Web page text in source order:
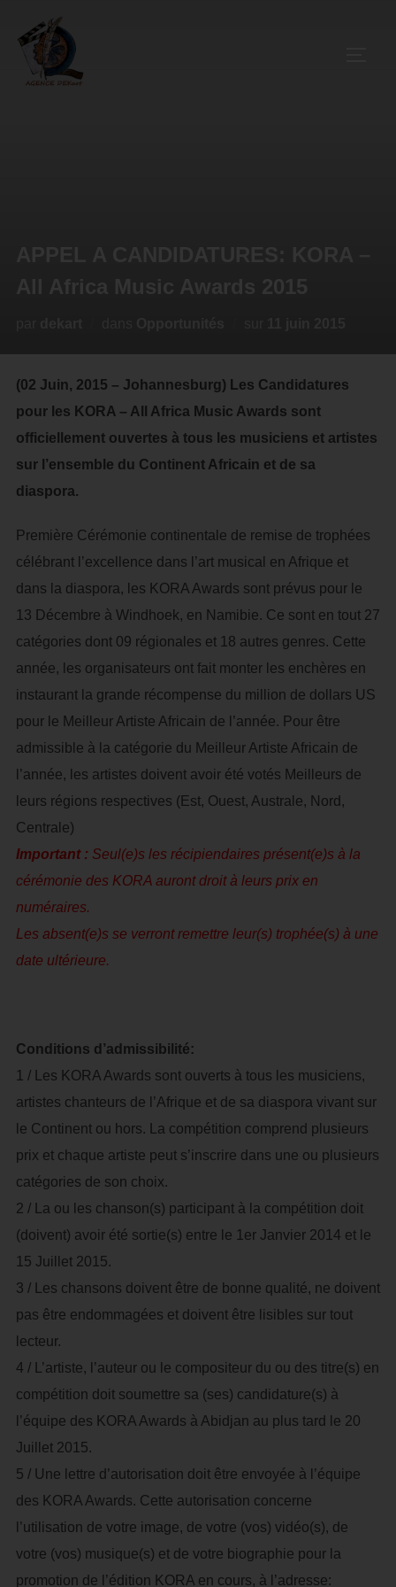
(02 Juin, 2015 – Johannesburg) Les Candidatures
pour les KORA – All Africa Music Awards sont
officiellement ouvertes à tous les musiciens et artistes
sur l’ensemble du Continent Africain et de sa
diaspora.
Première Cérémonie continentale de remise de trophées
célébrant l’excellence dans l’art musical en Afrique et
dans la diaspora, les KORA Awards sont prévus pour le
13 Décembre à Windhoek, en Namibie. Ce sont en tout 27
catégories dont 09 régionales et 18 autres genres. Cette
année, les organisateurs ont fait monter les enchères en
instaurant la grande récompense du million de dollars US
pour le Meilleur Artiste Africain de l’année. Pour être
admissible à la catégorie du Meilleur Artiste Africain de
l’année, les artistes doivent avoir été votés Meilleurs de
leurs régions respectives (Est, Ouest, Australe, Nord,
Centrale)
Important : Seul(e)s les récipiendaires présent(e)s à la
cérémonie des KORA auront droit à leurs prix en
numéraires.
Les absent(e)s se verront remettre leur(s) trophée(s) à une
date ultérieure.
Conditions d’admissibilité:
1 / Les KORA Awards sont ouverts à tous les musiciens,
artistes chanteurs de l’Afrique et de sa diaspora vivant sur
le Continent ou hors. La compétition comprend plusieurs
prix et chaque artiste peut s’inscrire dans une ou plusieurs
catégories de son choix.
2 / La ou les chanson(s) participant à la compétition doit
(doivent) avoir été sortie(s) entre le 1er Janvier 2014 et le
15 Juillet 2015.
3 / Les chansons doivent être de bonne qualité, ne doivent
pas être endommagées et doivent être lisibles sur tout
lecteur.
4 / L’artiste, l’auteur ou le compositeur du ou des titre(s) en
compétition doit soumettre sa (ses) candidature(s) à
l’équipe des KORA Awards à Abidjan au plus tard le 20
Juillet 2015.
5 / Une lettre d’autorisation doit être envoyée à l’équipe
des KORA Awards. Cette autorisation concerne
l’utilisation de votre image, de votre (vos) vidéo(s), de
votre (vos) musique(s) et de votre biographie pour la
promotion de l’édition KORA en cours, à l’adresse: